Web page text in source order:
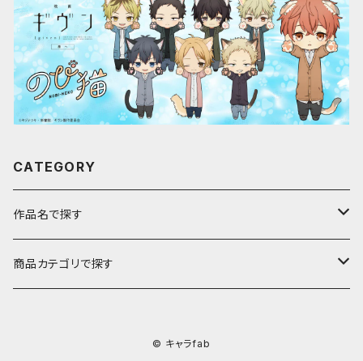
CATEGORY
作品名で探す
ア行
商品カテゴリで探す
© キャラfab